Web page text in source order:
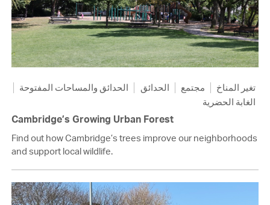
تغير المناخ مجتمع الحدائق
الحدائق والمساحات المفتوحة
الغابة الحضرية
Cambridge’s Growing Urban Forest
Find out how Cambridge’s trees improve our neighborhoods
and support local wildlife.